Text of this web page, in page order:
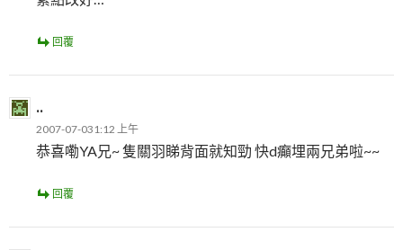
回覆
..
2007-07-031:12 上午
恭喜嘞YA兄~ 隻關羽睇背面就知勁 快d癲埋兩兄弟啦~~
回覆